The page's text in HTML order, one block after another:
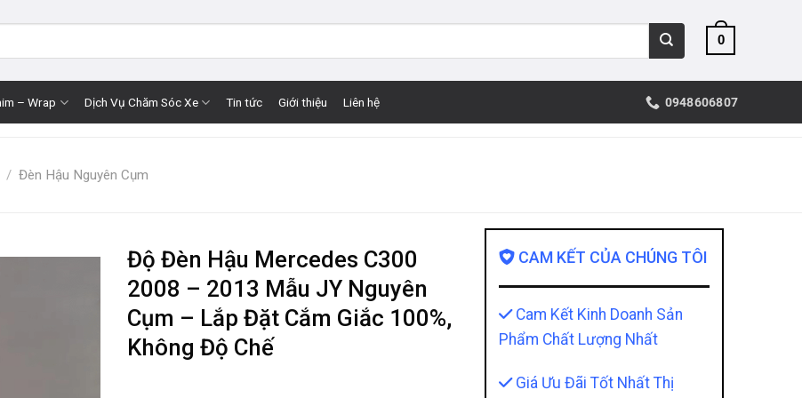
0
– Wrap Dịch Vụ Chăm Sóc Xe Tin tức Giới thiệu Liên hệ 0948606807
/ Đèn Hậu Nguyên Cụm
Độ Đèn Hậu Mercedes C300
2008 – 2013 Mẫu JY Nguyên
Cụm – Lắp Đặt Cắm Giắc 100%,
Không Độ Chế
CAM KẾT CỦA CHÚNG TÔI
Cam Kết Kinh Doanh Sản
Phẩm Chất Lượng Nhất
Giá Ưu Đãi Tốt Nhất Thị